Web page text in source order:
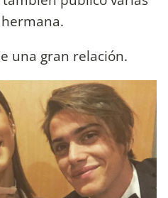
una gran relación.